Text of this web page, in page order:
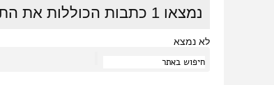
נמצאו 1 כתבות הכוללות את
לא נמצא